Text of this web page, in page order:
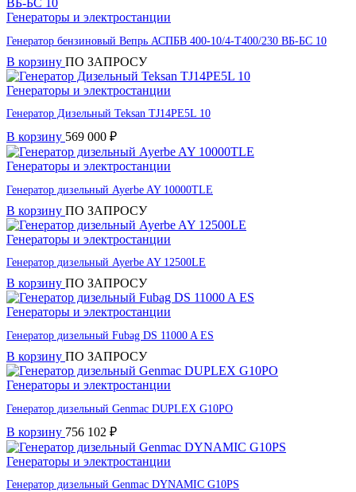
Генераторы и электростанции
Генератор бензиновый Вепрь АСПБВ 400-10/4-Т400/230 ВБ-БС 10
В корзину ПО ЗАПРОСУ
Генераторы и электростанции
Генератор Дизельный Teksan TJ14PE5L 10
В корзину 569 000 ₽
Генераторы и электростанции
Генератор дизельный Ayerbe AY 10000TLE
В корзину ПО ЗАПРОСУ
Генераторы и электростанции
Генератор дизельный Ayerbe AY 12500LE
В корзину ПО ЗАПРОСУ
Генераторы и электростанции
Генератор дизельный Fubag DS 11000 A ES
В корзину ПО ЗАПРОСУ
Генераторы и электростанции
Генератор дизельный Genmac DUPLEX G10PO
В корзину 756 102 ₽
Генераторы и электростанции
Генератор дизельный Genmac DYNAMIC G10PS